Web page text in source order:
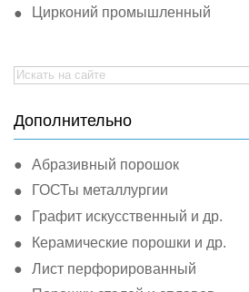
Цирконий промышленный
Search
for:
Дополнительно
Абразивный порошок
ГОСТы металлургии
Графит искусственный и др.
Керамические порошки и др.
Лист перфорированный